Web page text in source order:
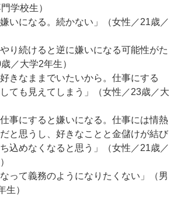
学校生）
いになる。続かない」（女性／21歳／
り続けると逆に嫌いになる可能性がた
／大学2年生）
きなままでいたいから。仕事にする
ても見えてしまう」（女性／23歳／大
事にすると嫌いになる。仕事には情熱
と思うし、好きなことと金儲けが結び
込めなくなると思う」（女性／21歳／
って義務のようになりたくない」（男
生）